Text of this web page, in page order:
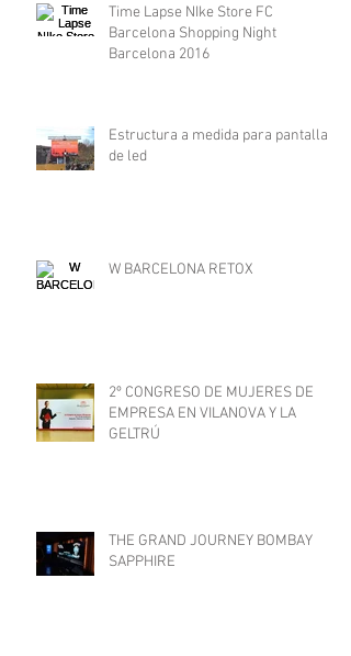
Time Lapse NIke Store FC
Barcelona Shopping Night
Barcelona 2016
Estructura a medida para pantalla
de led
W BARCELONA RETOX
2º CONGRESO DE MUJERES DE
EMPRESA EN VILANOVA Y LA
GELTRÚ
THE GRAND JOURNEY BOMBAY
SAPPHIRE